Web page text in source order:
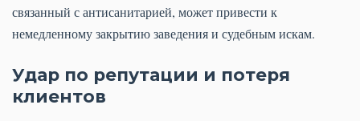
связанный с антисанитарией, может привести к
немедленному закрытию заведения и судебным искам.
Удар по репутации и потеря
клиентов